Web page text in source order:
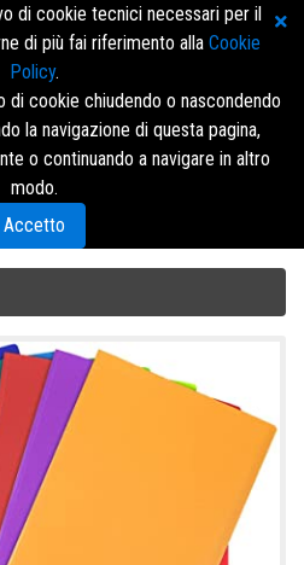
Accedi/Registrati
di cookie tecnici necessari per il
di più fai riferimento alla Cookie
Policy.
di cookie chiudendo o nascondendo
la navigazione di questa pagina,
o continuando a navigare in altro
modo.
Accetto